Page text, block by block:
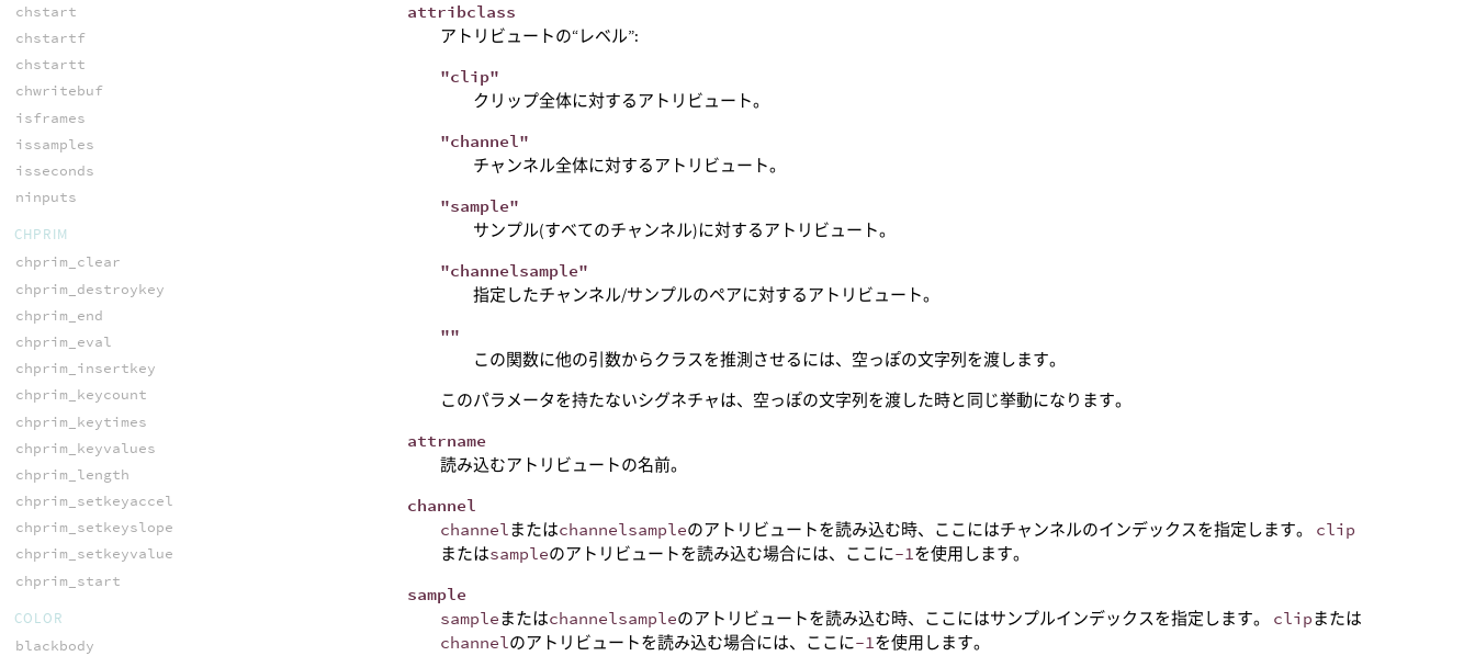
attribclass
アトリビュートの“レベル”:
"clip"
クリップ全体に対するアトリビュート。
"channel"
チャンネル全体に対するアトリビュート。
"sample"
サンプル(すべてのチャンネル)に対するアトリビュート。
"channelsample"
指定したチャンネル/サンプルのペアに対するアトリビュート。
""
この関数に他の引数からクラスを推測させるには、空っぽの文字列を渡します。
このパラメータを持たないシグネチャは、空っぽの文字列を渡した時と同じ挙動になります。
attrname
読み込むアトリビュートの名前。
channel
channelまたはchannelsampleのアトリビュートを読み込む時、ここにはチャンネルのインデックスを指定します。 clip
またはsampleのアトリビュートを読み込む場合には、ここに-1を使用します。
sample
sampleまたはchannelsampleのアトリビュートを読み込む時、ここにはサンプルインデックスを指定します。 clipまたは
channelのアトリビュートを読み込む場合には、ここに-1を使用します。
chstart
chstartf
chstartt
chwritebuf
isframes
issamples
isseconds
ninputs
CHPRIM
chprim_clear
chprim_destroykey
chprim_end
chprim_eval
chprim_insertkey
chprim_keycount
chprim_keytimes
chprim_keyvalues
chprim_length
chprim_setkeyaccel
chprim_setkeyslope
chprim_setkeyvalue
chprim_start
COLOR
blackbody